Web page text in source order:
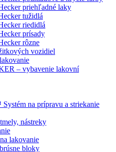
priehľadné laky
tužidlá
riedidlá
prísady
rôzne
vozidiel
– vybavenie lakovní
na prípravu a striekanie
nástreky
lakovanie
bloky